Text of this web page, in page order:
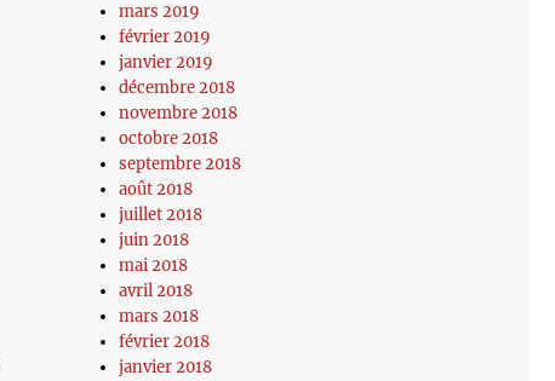
mars 2019
février 2019
janvier 2019
décembre 2018
novembre 2018
octobre 2018
septembre 2018
août 2018
juillet 2018
juin 2018
mai 2018
avril 2018
mars 2018
février 2018
janvier 2018